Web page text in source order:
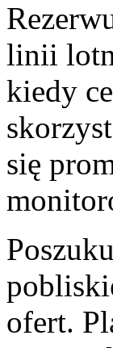
linii
kiedy
się
ofert.